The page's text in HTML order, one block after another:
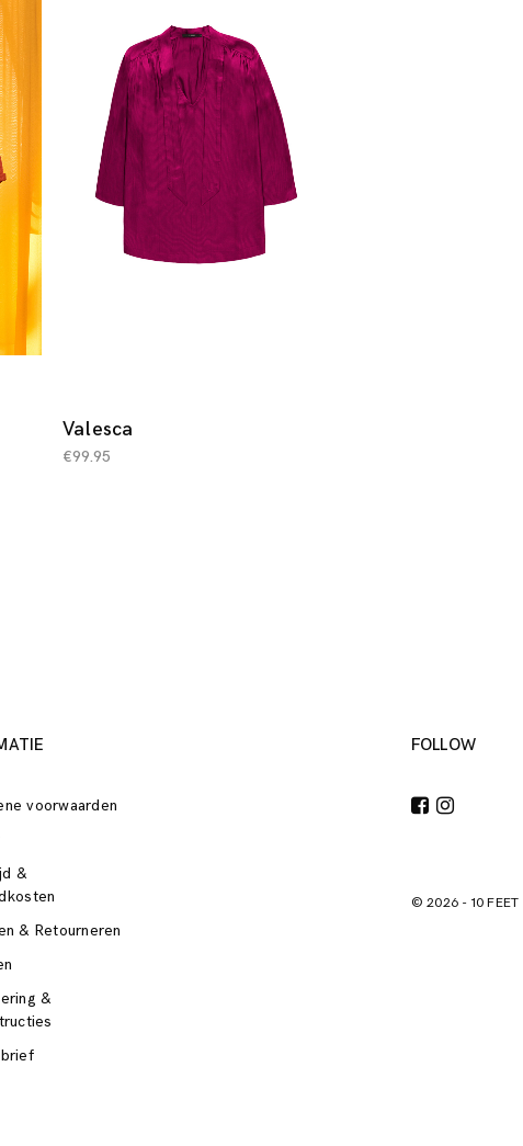
Valesca
€99.95
voorwaarden
&
& Retourneren
&
FOLLOW
© 2026 - 10 FEET